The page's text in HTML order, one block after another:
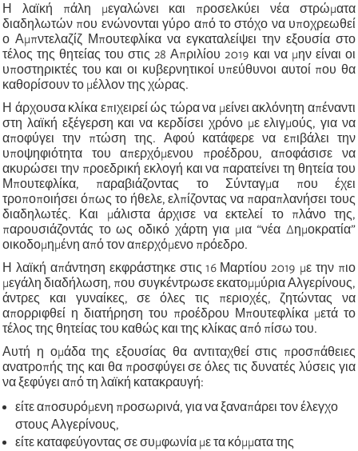
Η λαϊκή πάλη μεγαλώνει και προσελκύει νέα στρώματα
διαδηλωτών που ενώνονται γύρο από το στόχο να υποχρεωθεί
ο Αμπντελαζίζ Μπουτεφλίκα να εγκαταλείψει την εξουσία στο
τέλος της θητείας του στις 28 Απριλίου 2019 και να μην είναι οι
υποστηρικτές του και οι κυβερνητικοί υπεύθυνοι αυτοί που θα
καθορίσουν το μέλλον της χώρας.
Η άρχουσα κλίκα επιχειρεί ώς τώρα να μείνει ακλόνητη απέναντι
στη λαϊκή εξέγερση και να κερδίσει χρόνο με ελιγμούς, για να
αποφύγει την πτώση της. Αφού κατάφερε να επιβάλει την
υποψηφιότητα του απερχόμενου προέδρου, αποφάσισε να
ακυρώσει την προεδρική εκλογή και να παρατείνει τη θητεία του
Μπουτεφλίκα, παραβιάζοντας το Σύνταγμα που έχει
τροποποιήσει όπως το ήθελε, ελπίζοντας να παραπλανήσει τους
διαδηλωτές. Και μάλιστα άρχισε να εκτελεί το πλάνο της,
παρουσιάζοντάς το ως οδικό χάρτη για μια “νέα Δημοκρατία”
οικοδομημένη από τον απερχόμενο πρόεδρο.
Η λαϊκή απάντηση εκφράστηκε στις 16 Μαρτίου 2019 με την πιο
μεγάλη διαδήλωση, που συγκέντρωσε εκατομμύρια Αλγερίνους,
άντρες και γυναίκες, σε όλες τις περιοχές, ζητώντας να
απορριφθεί η διατήρηση του προέδρου Μπουτεφλίκα μετά το
τέλος της θητείας του καθώς και της κλίκας από πίσω του.
Αυτή η ομάδα της εξουσίας θα αντιταχθεί στις προσπάθειες
ανατροπής της και θα προσφύγει σε όλες τις δυνατές λύσεις για
να ξεφύγει από τη λαϊκή κατακραυγή:
είτε αποσυρόμενη προσωρινά, για να ξαναπάρει τον έλεγχο
στους Αλγερίνους,
είτε καταφεύγοντας σε συμφωνία με τα κόμματα της